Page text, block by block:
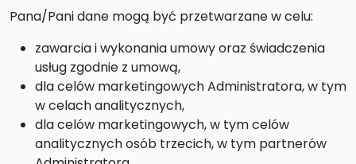
Pana/Pani dane mogą być przetwarzane w celu:
zawarcia i wykonania umowy oraz świadczenia
usług zgodnie z umową,
dla celów marketingowych Administratora, w tym
w celach analitycznych,
dla celów marketingowych, w tym celów
analitycznych osób trzecich, w tym partnerów